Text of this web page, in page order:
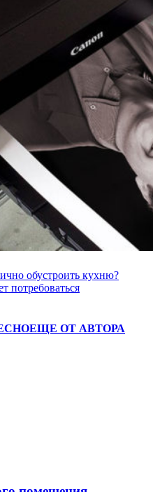
обустроить кухню?
потребоваться
ЕЩЕ ОТ АВТОРА